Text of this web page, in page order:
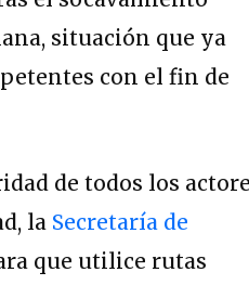
situación que ya
con el fin de
de todos los
la Secretaría de
que utilice rutas